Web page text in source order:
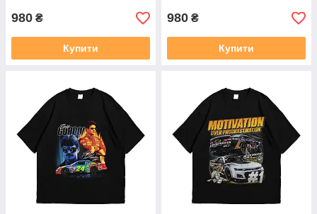
980 ₴
Купити
980 ₴
Купити